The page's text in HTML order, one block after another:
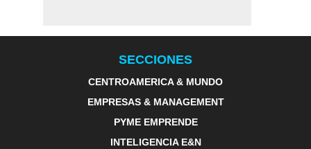
SECCIONES
CENTROAMERICA & MUNDO
EMPRESAS & MANAGEMENT
PYME EMPRENDE
INTELIGENCIA E&N